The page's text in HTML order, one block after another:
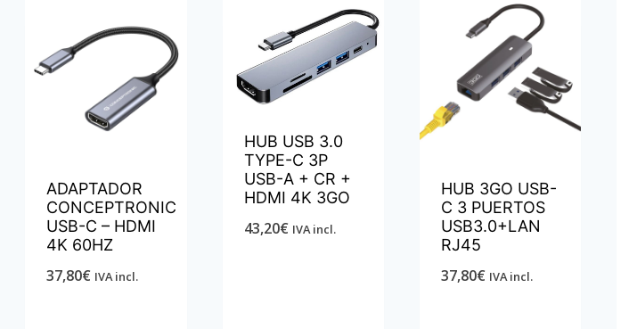
ADAPTADOR
CONCEPTRONIC
USB-C – HDMI
4K 60HZ
37,80€ IVA incl.
HUB USB 3.0
TYPE-C 3P
USB-A + CR +
HDMI 4K 3GO
43,20€ IVA incl.
HUB 3GO USB-
C 3 PUERTOS
USB3.0+LAN
RJ45
37,80€ IVA incl.